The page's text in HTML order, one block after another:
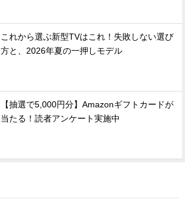
これから選ぶ新型TVはこれ！失敗しない選び
方と、2026年夏の一押しモデル
【抽選で5,000円分】Amazonギフトカードが
当たる！読者アンケート実施中